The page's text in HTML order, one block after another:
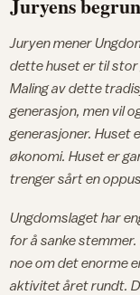
Juryen mener
dette huset er til stor
Maling av dette
generasjon, men vil
generasjoner. Huset
økonomi. Huset er
trenger sårt en
Ungdomslaget har
for å sanke
noe om det enorme
aktivitet året rundt.